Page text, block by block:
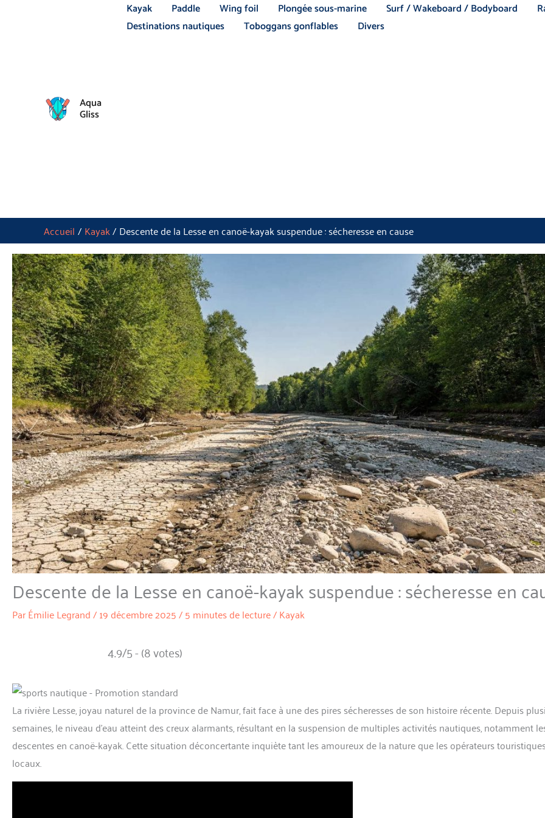
Aqua
Gliss
Kayak Paddle Wing foil Plongée sous-marine Surf / Wakeboard / Bodyboard
Destinations nautiques
Toboggans gonflables Divers
Accueil Kayak Descente de la Lesse en canoë-kayak suspendue : sécheresse en cause
Descente de la Lesse en canoë-kayak suspendue : sécheresse en
ParÉmilie Legrand/19 décembre 2025/5 minutes de lecture/Kayak
4.9/5 - (8 votes)
La rivière Lesse, joyau naturel de la province de Namur, fait face à une des pires sécheresses de son histoire récente. Depuis
semaines, le niveau d’eau atteint des creux alarmants, résultant en la suspension de multiples activités nautiques, notamment
descentes en canoë-kayak. Cette situation déconcertante inquiète tant les amoureux de la nature que les opérateurs
locaux.